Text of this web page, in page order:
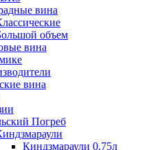
вина
объем
вина
вина
Погреб
Киндзмараули 0,75л